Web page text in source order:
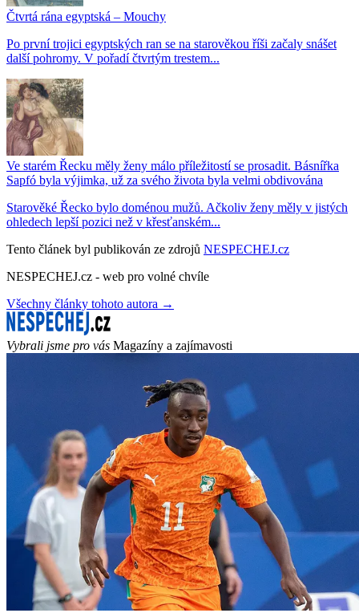
Čtvrtá rána egyptská – Mouchy
Po první trojici egyptských ran se na starověkou říši začaly snášet
další pohromy. V pořadí čtvrtým trestem...
Ve starém Řecku měly ženy málo příležitostí se prosadit. Básnířka
Sapfó byla výjimka, už za svého života byla velmi obdivována
Starověké Řecko bylo doménou mužů. Ačkoliv ženy měly v jistých
ohledech lepší pozici než v křesťanském...
Tento článek byl publikován ze zdrojů NESPECHEJ.cz
NESPECHEJ.cz - web pro volné chvíle
Všechny články tohoto autora →
Vybrali jsme pro vás Magazíny a zajímavosti